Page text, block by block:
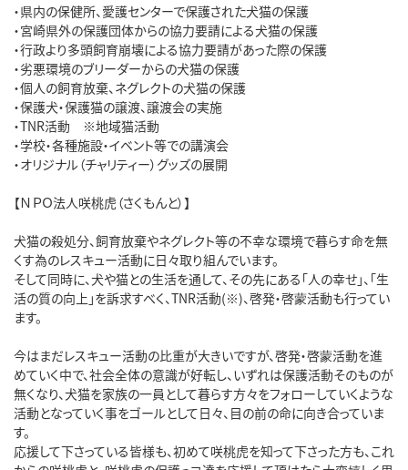
・県内の保健所、愛護センターで保護された犬猫の保護
・宮崎県外の保護団体からの協力要請による犬猫の保護
・行政より多頭飼育崩壊による協力要請があった際の保護
・劣悪環境のブリーダーからの犬猫の保護
・個人の飼育放棄、ネグレクトの犬猫の保護
・保護犬・保護猫の譲渡、譲渡会の実施
・TNR活動 ※地域猫活動
・学校・各種施設・イベント等での講演会
・オリジナル（チャリティー）グッズの展開
【ＮＰＯ法人咲桃虎（さくもんと）】
犬猫の殺処分、飼育放棄やネグレクト等の不幸な環境で暮らす命を無
くす為のレスキュー活動に日々取り組んでいます。
そして同時に、犬や猫との生活を通して、その先にある「人の幸せ」、「生
活の質の向上」を訴求すべく、TNR活動(※)、啓発・啓蒙活動も行ってい
ます。
今はまだレスキュー活動の比重が大きいですが、啓発・啓蒙活動を進
めていく中で、社会全体の意識が好転し、いずれは保護活動そのものが
無くなり、犬猫を家族の一員として暮らす方々をフォローしていくような
活動となっていく事をゴールとして日々、目の前の命に向き合っていま
す。
応援して下さっている皆様も、初めて咲桃虎を知って下さった方も、これ